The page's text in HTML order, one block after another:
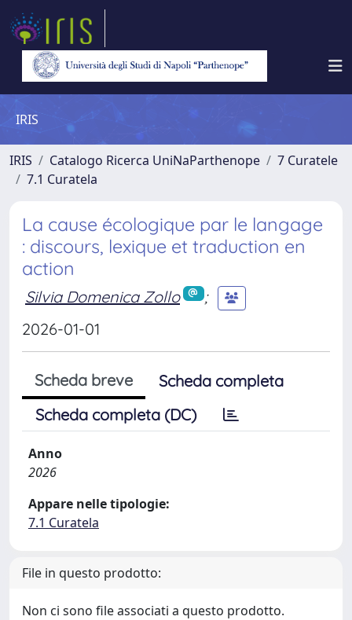
IRIS
IRIS Catalogo Ricerca UniNaParthenope
7 Curatele
7.1 Curatela
La cause écologique par le langage
: discours, lexique et traduction en
action
Silvia Domenica Zollo
;
2026-01-01
Scheda breve
Scheda completa
Scheda completa (DC)
Anno
2026
Appare nelle tipologie:
7.1 Curatela
File in questo prodotto:
Non ci sono file associati a questo prodotto.